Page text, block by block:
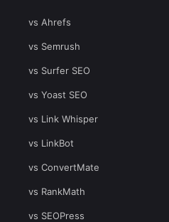
vs Ahrefs
vs Semrush
vs Surfer SEO
vs Yoast SEO
vs Link Whisper
vs LinkBot
vs ConvertMate
vs RankMath
vs SEOPress